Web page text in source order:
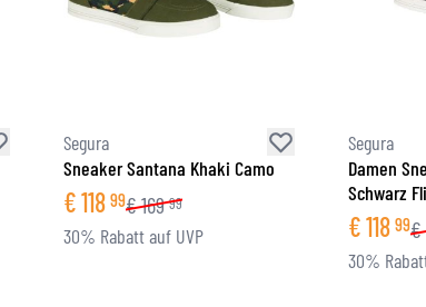
Segura
Sneaker Santana Khaki Camo
€118 99€169 99
30% Rabatt auf UVP
Segura
Damen
Schwarz
€118 99€
30%